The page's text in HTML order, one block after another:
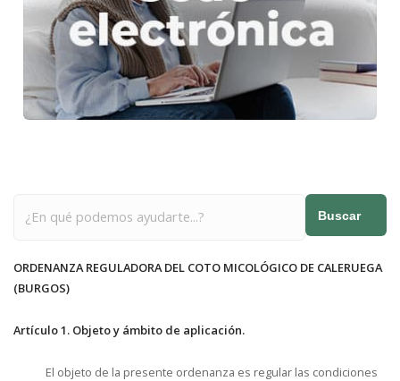
Buscar
ORDENANZA REGULADORA DEL COTO MICOLÓGICO DE CALERUEGA
(BURGOS)
Artículo 1. Objeto y ámbito de aplicación.
El objeto de la presente ordenanza es regular las condiciones